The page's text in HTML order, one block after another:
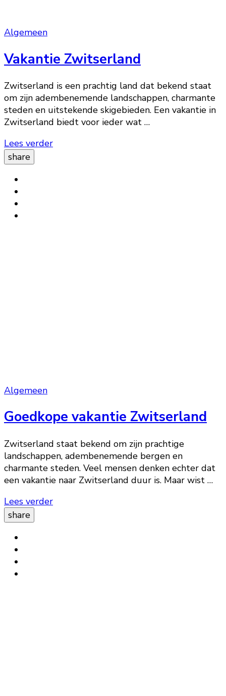
Algemeen
Vakantie Zwitserland
Zwitserland is een prachtig land dat bekend staat
om zijn adembenemende landschappen, charmante
steden en uitstekende skigebieden. Een vakantie in
Zwitserland biedt voor ieder wat …
Lees verder
share
Algemeen
Goedkope vakantie Zwitserland
Zwitserland staat bekend om zijn prachtige
landschappen, adembenemende bergen en
charmante steden. Veel mensen denken echter dat
een vakantie naar Zwitserland duur is. Maar wist …
Lees verder
share